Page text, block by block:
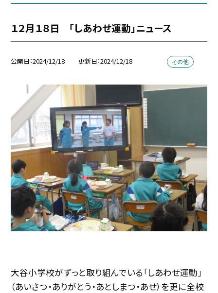
１２月１８日 「しあわせ運動」ニュース
公開日 2024/12/18 更新日 2024/12/18 その他
大谷小学校がずっと取り組んでいる「しあわせ運動」
（あいさつ・ありがとう・あとしまつ・あせ）を更に全校